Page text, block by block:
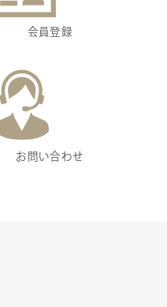
会員登録
お問い合わせ